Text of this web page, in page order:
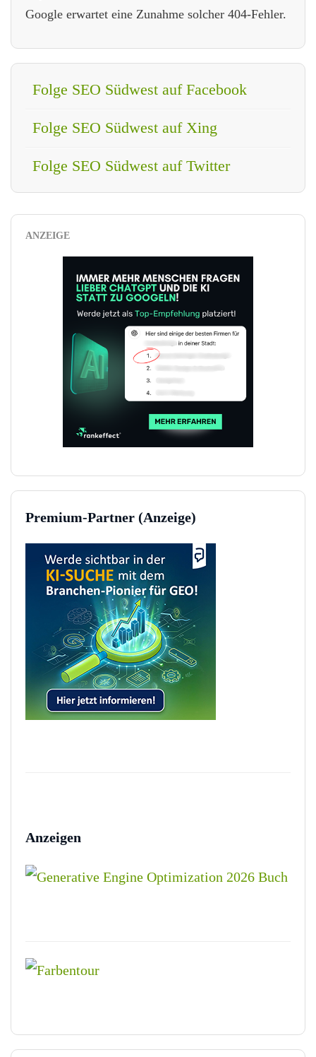
Google erwartet eine Zunahme solcher 404-Fehler.
Folge SEO Südwest auf Facebook
Folge SEO Südwest auf Xing
Folge SEO Südwest auf Twitter
ANZEIGE
Premium-Partner (Anzeige)
Anzeigen